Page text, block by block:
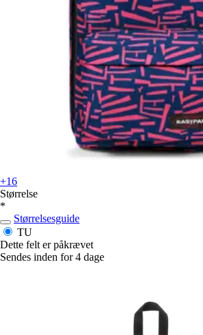
+16
Størrelse
*
Størrelsesguide
TU
Dette felt er påkrævet
Sendes inden for 4 dage